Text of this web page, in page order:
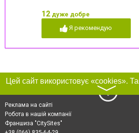
12 дуже добре
Я рекомендую
〉
Реклама на сайті
Робота в нашій компанії
Франшиза "CitySites"